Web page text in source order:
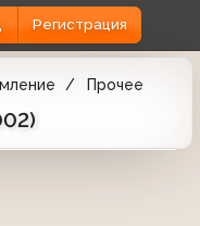
Регистрация
Прочее